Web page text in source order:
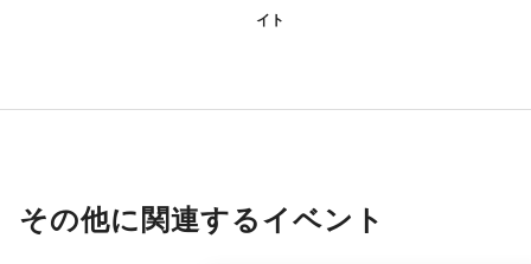
イト
その他に関連するイベント